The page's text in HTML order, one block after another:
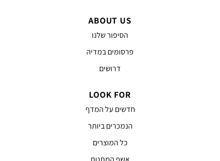
ABOUT US
הסיפור שלנו
פרסומים במדיה
דרושים
LOOK FOR
חדשים על המדף
הנמכרים ביותר
כל המוצרים